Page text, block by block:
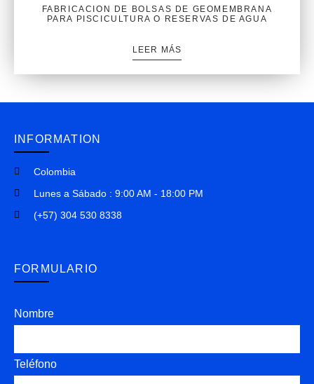
FABRICACION DE BOLSAS DE GEOMEMBRANA
PARA PISCICULTURA O RESERVAS DE AGUA
LEER MÁS
INFORMATION
Colombia
Lunes a Sábado : 9:00 AM - 18:00 PM
(+57) 304 530 8338
FORMULARIO
Nombre
Teléfono